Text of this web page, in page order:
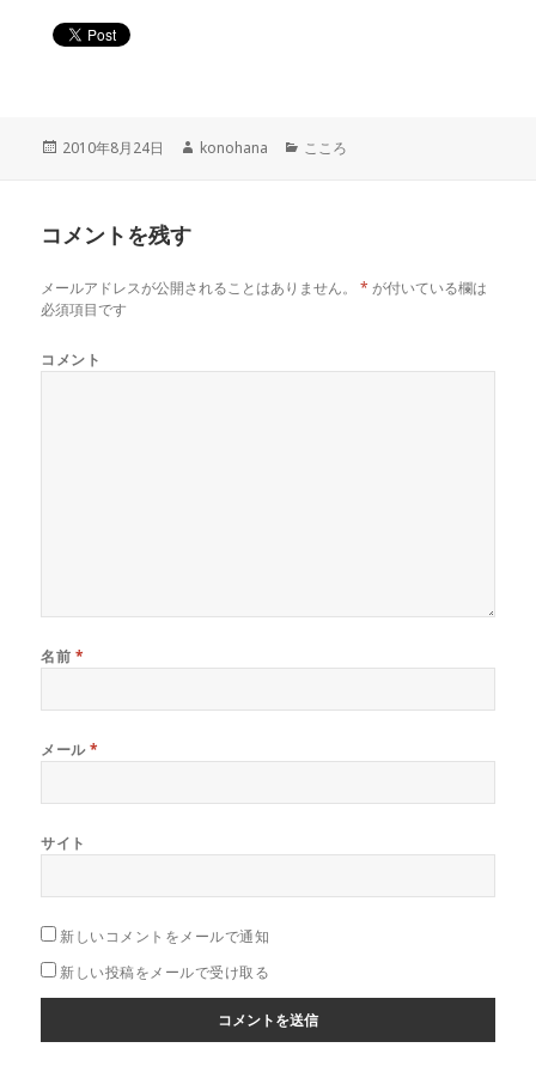
投
2010年8月24日
作
konohana
カ
こころ
コメントを残す
メールアドレスが公開されることはありません。 * が付いている欄は
必須項目です
コメント
名前 *
メール*
サイト
新しいコメントをメールで通知
新しい投稿をメールで受け取る